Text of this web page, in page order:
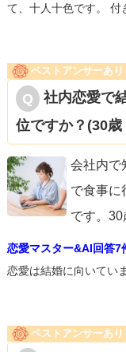
て、十人十色です。 付
ベストアンサーあり
社内恋愛で
位ですか？(30歳
会社内で
で食事に
です。30
恋愛マスター&AI回答7
恋愛は結婚に向いてい
ベストアンサーあり